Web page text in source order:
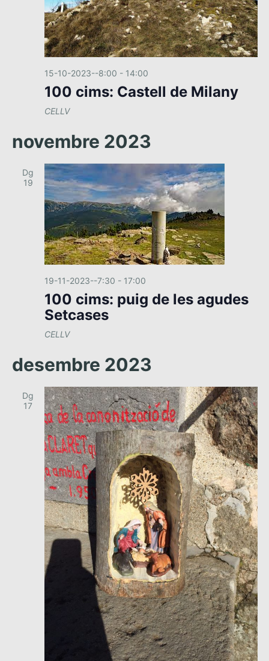
15-10-2023--8:00 - 14:00
100 cims: Castell de Milany
CELLV
novembre 2023
Dg
19
19-11-2023--7:30 - 17:00
100 cims: puig de les agudes
Setcases
CELLV
desembre 2023
Dg
17